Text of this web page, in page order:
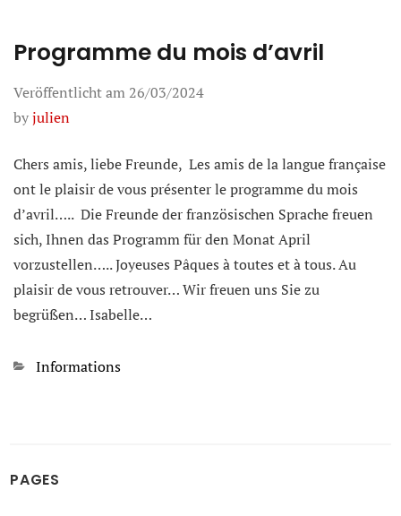
Programme du mois d’avril
Veröffentlicht am 26/03/2024
byjulien
Chers amis, liebe Freunde, Les amis de la langue française
ont le plaisir de vous présenter le programme du mois
d’avril….. Die Freunde der französischen Sprache freuen
sich, Ihnen das Programm für den Monat April
vorzustellen….. Joyeuses Pâques à toutes et à tous. Au
plaisir de vous retrouver… Wir freuen uns Sie zu
begrüßen… Isabelle…
Kategorien
Informations
PAGES